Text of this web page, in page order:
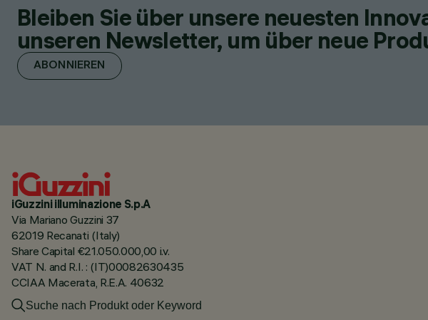
Bleiben Sie über unsere neuesten
unseren Newsletter, um über neue
ABONNIEREN
iGuzzini illuminazione S.p.A
Via Mariano Guzzini 37
62019 Recanati (Italy)
Share Capital €21.050.000,00 i.v.
VAT N. and R.I. : (IT)00082630435
CCIAA Macerata, R.E.A. 40632